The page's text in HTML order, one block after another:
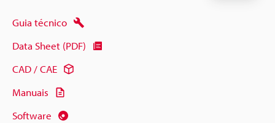
Guia técnico
Data Sheet (PDF)
CAD / CAE
Manuais
Software